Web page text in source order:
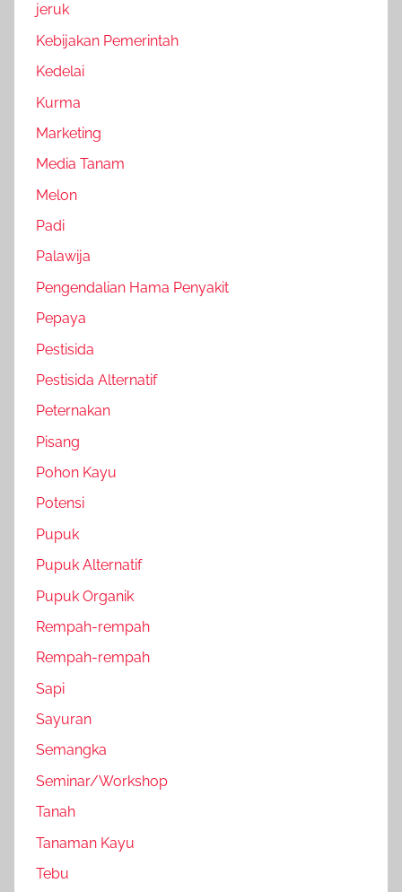
jeruk
Kebijakan Pemerintah
Kedelai
Kurma
Marketing
Media Tanam
Melon
Padi
Palawija
Pengendalian Hama Penyakit
Pepaya
Pestisida
Pestisida Alternatif
Peternakan
Pisang
Pohon Kayu
Potensi
Pupuk
Pupuk Alternatif
Pupuk Organik
Rempah-rempah
Rempah-rempah
Sapi
Sayuran
Semangka
Seminar/Workshop
Tanah
Tanaman Kayu
Tebu